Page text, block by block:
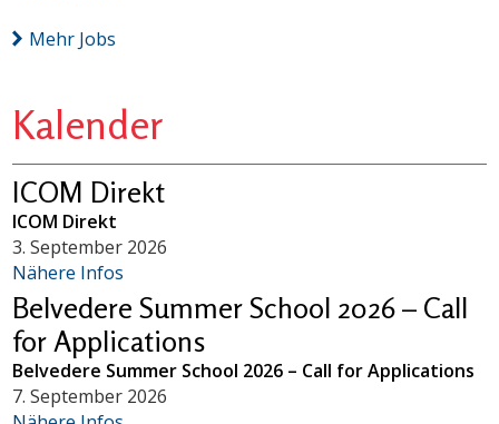
Mehr Jobs
Kalender
ICOM Direkt
ICOM Direkt
3. September 2026
Nähere Infos
Belvedere Summer School 2026 – Call
for Applications
Belvedere Summer School 2026 – Call for Applications
7. September 2026